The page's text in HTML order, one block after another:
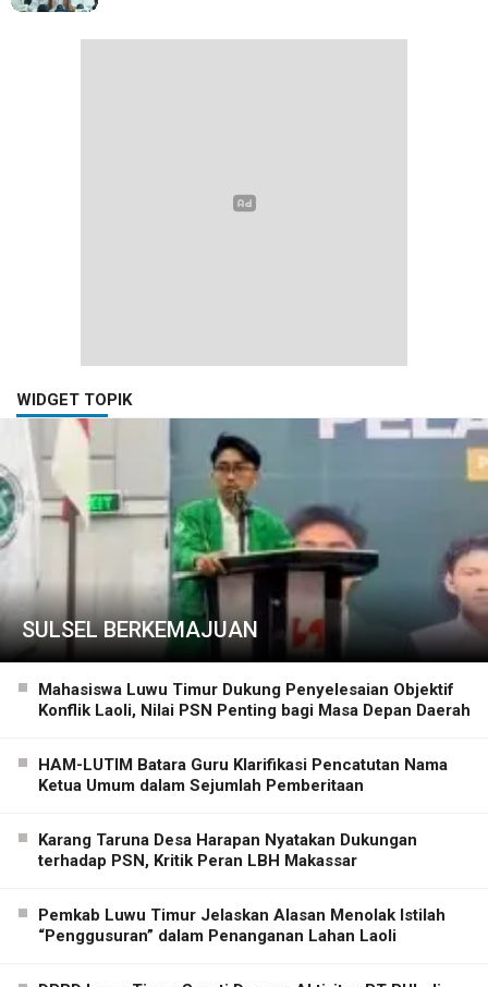
WIDGET TOPIK
SULSEL BERKEMAJUAN
Mahasiswa Luwu Timur Dukung Penyelesaian Objektif
Konflik Laoli, Nilai PSN Penting bagi Masa Depan Daerah
HAM-LUTIM Batara Guru Klarifikasi Pencatutan Nama
Ketua Umum dalam Sejumlah Pemberitaan
Karang Taruna Desa Harapan Nyatakan Dukungan
terhadap PSN, Kritik Peran LBH Makassar
Pemkab Luwu Timur Jelaskan Alasan Menolak Istilah
“Penggusuran” dalam Penanganan Lahan Laoli